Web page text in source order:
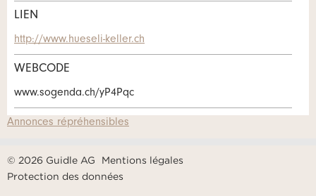
Annonce incomplète
RECOMMANDER L'ANNONCE
Demande de réservation
Composez un message à la personne de
contact pour cette annonce .
Accès *
AOÛT 2026
Départ
LIEN
http://www.hueseli-keller.ch
WEBCODE
www.sogenda.ch/yP4Pqc
Annonces répréhensibles
© 2026 Guidle AG
Mentions légales
Protection des données